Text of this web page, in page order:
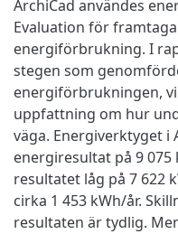
ArchiCad användes
Evaluation för
energiförbrukning. I
stegen som
energiförbrukningen,
uppfattning om hur
väga. Energiverktyget i
energiresultat på 9
resultatet låg på 7 622
cirka 1 453 kWh/år.
resultaten är tydlig.